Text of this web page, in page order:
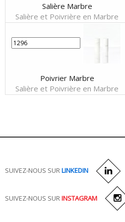
Salière Marbre
Salière et Poivrière en Marbre
Poivrier Marbre
Salière et Poivrière en Marbre
SUIVEZ-NOUS SURLINKEDIN
SUIVEZ-NOUS SURINSTAGRAM